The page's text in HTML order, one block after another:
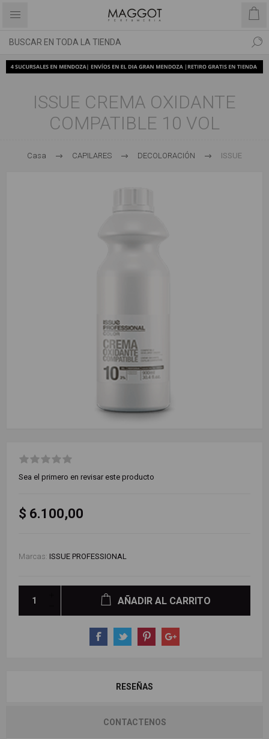
ISSUE CREMA OXIDANTE
COMPATIBLE 10 VOL
Casa CAPILARES DECOLORACIÓN ISSUE
Sea el primero en revisar este producto
$ 6.100,00
Marcas: ISSUE PROFESSIONAL
AÑADIR AL CARRITO
RESEÑAS
CONTACTENOS